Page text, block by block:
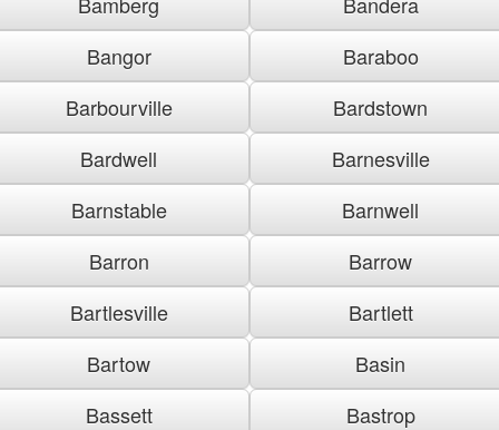
Bangor
Baraboo
Barbourville
Bardstown
Bardwell
Barnesville
Barnstable
Barnwell
Barron
Barrow
Bartlesville
Bartlett
Bartow
Basin
Bassett
Bastrop